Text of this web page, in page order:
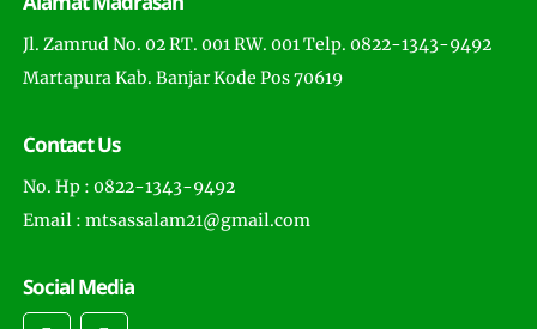
Jl. Zamrud No. 02 RT. 001 RW. 001 Telp. 0822-1343-9492
Martapura Kab. Banjar Kode Pos 70619
Contact Us
No. Hp : 0822-1343-9492
Email : mtsassalam21@gmail.com
Social Media